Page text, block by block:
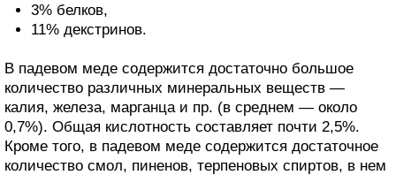
3% белков,
11% декстринов.
В падевом меде содержится достаточно большое
количество различных минеральных веществ —
калия, железа, марганца и пр. (в среднем — около
0,7%). Общая кислотность составляет почти 2,5%.
Кроме того, в падевом меде содержится достаточное
количество смол, пиненов, терпеновых спиртов, в нем